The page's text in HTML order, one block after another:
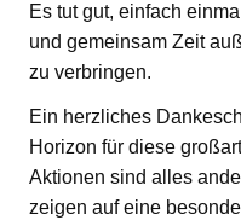
Es tut gut, einfach
und gemeinsam Zeit
zu verbringen.
Ein herzliches
Horizon für diese
Aktionen sind alles
zeigen auf eine